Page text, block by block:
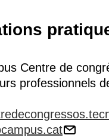
Centre de
professionnels